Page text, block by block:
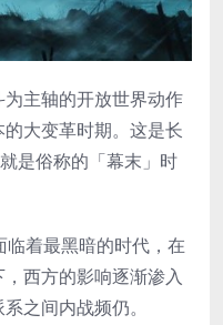
主轴的开放世界动作
大变革时期。这是长
是俗称的「幕末」时
着最黑暗的时代，在
西方的影响逐渐渗入
之间内战频仍。